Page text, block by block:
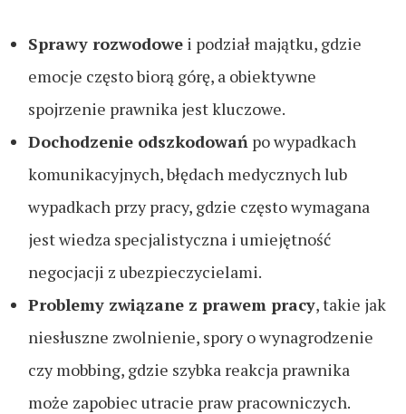
Sprawy rozwodowe i podział majątku, gdzie
emocje często biorą górę, a obiektywne
spojrzenie prawnika jest kluczowe.
Dochodzenie odszkodowań po wypadkach
komunikacyjnych, błędach medycznych lub
wypadkach przy pracy, gdzie często wymagana
jest wiedza specjalistyczna i umiejętność
negocjacji z ubezpieczycielami.
Problemy związane z prawem pracy, takie jak
niesłuszne zwolnienie, spory o wynagrodzenie
czy mobbing, gdzie szybka reakcja prawnika
może zapobiec utracie praw pracowniczych.